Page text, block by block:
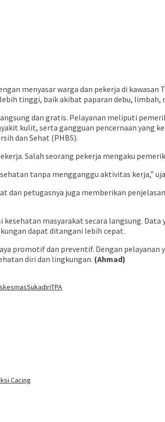
menyasar warga dan pekerja di
tinggi, baik akibat paparan debu, limbah,
dan gratis. Pelayanan meliputi
kulit, serta gangguan pencernaan yang
dan Sehat (PHBS).
Salah seorang pekerja mengaku
tanpa mengganggu aktivitas kerja,”
petugasnya juga memberikan
masyarakat secara langsung. Data
dapat ditangani lebih cepat.
promotif dan preventif. Dengan
diri dan lingkungan. (Ahmad)
TPA
Cacing